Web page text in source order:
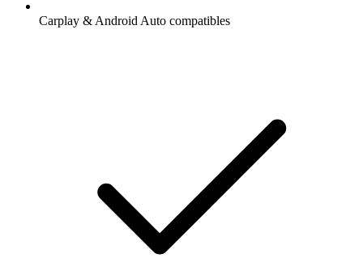
Carplay & Android Auto compatibles